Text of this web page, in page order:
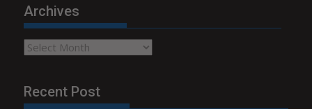
Archives
Archives
Recent Post